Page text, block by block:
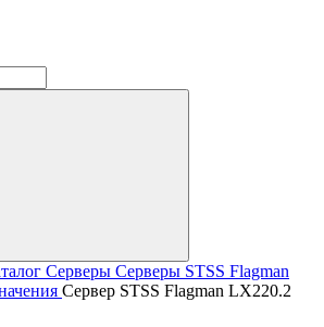
Серверы Серверы STSS Flagman
Сервер STSS Flagman LX220.2